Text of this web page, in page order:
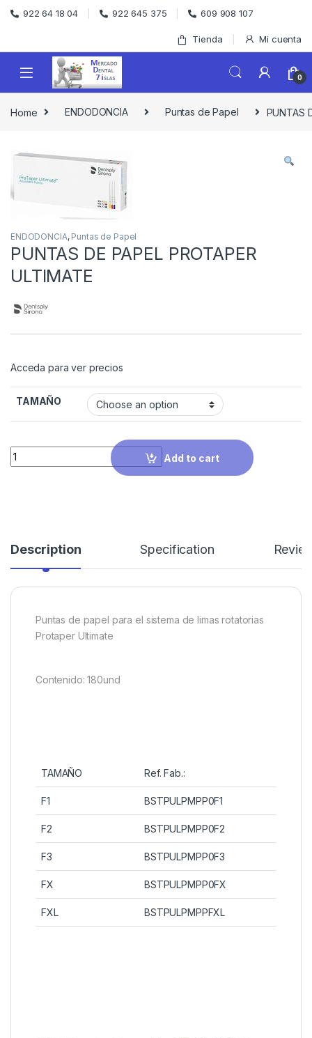
Skip to navigation
Skip to content
922 64 18 04 922 645 375 609 908 107
Tienda Mi cuenta
0
Home ENDODONCIA Puntas de Papel PUNTAS
ENDODONCIA, Puntas de Papel
PUNTAS DE PAPEL PROTAPER
ULTIMATE
Acceda para ver precios
TAMAÑO
Quantity
Add to cart
Description Specification
Puntas de papel para el sistema de limas rotatorias
Protaper Ultimate
Contenido: 180und
TAMAÑO Ref. Fab.:
F1 BSTPULPMPP0F1
F2 BSTPULPMPP0F2
F3 BSTPULPMPP0F3
FX BSTPULPMPP0FX
FXL BSTPULPMPPFXL